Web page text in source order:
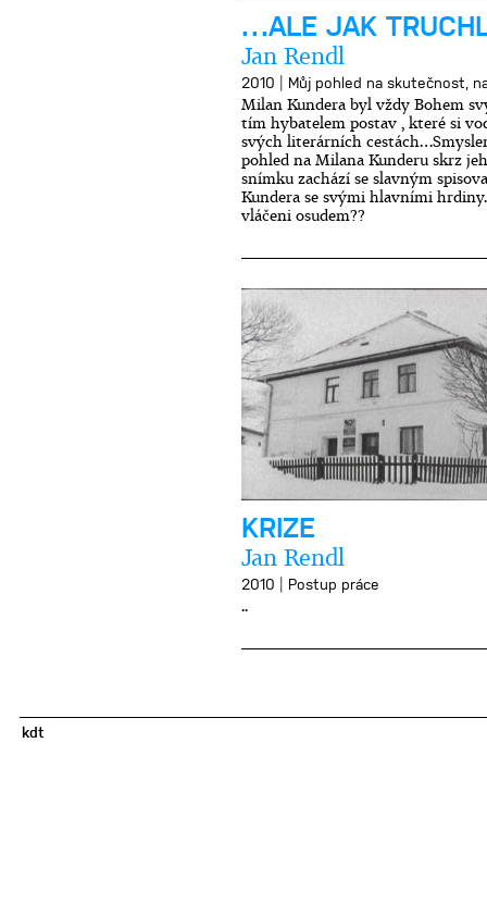
…ALE JAK
Jan Rendl
2010 | Můj pohled na skutečnost,
Milan Kundera byl vždy Bohem
tím hybatelem postav , které si
svých literárních
pohled na Milana Kunderu skrz
snímku zachází se slavným
Kundera se svými hlavními
vláčeni osudem??
KRIZE
Jan Rendl
2010 | Postup práce
..
kdt